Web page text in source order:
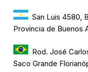
San Luis 4580,
Provincia de Buenos
Rod. José
Saco Grande